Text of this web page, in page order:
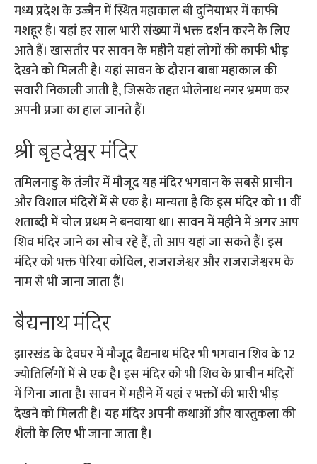
मध्य प्रदेश के उज्जैन में स्थित महाकाल बी दुनियाभर में काफी
मशहूर है। यहां हर साल भारी संख्या में भक्त दर्शन करने के लिए
आते हैं। खासतौर पर सावन के महीने यहां लोगों की काफी भीड़
देखने को मिलती है। यहां सावन के दौरान बाबा महाकाल की
सवारी निकाली जाती है, जिसके तहत भोलेनाथ नगर भ्रमण कर
अपनी प्रजा का हाल जानते हैं।
श्री बृहदेश्वर मंदिर
तमिलनाडु के तंजौर में मौजूद यह मंदिर भगवान के सबसे प्राचीन
और विशाल मंदिरों में से एक है। मान्यता है कि इस मंदिर को 11 वीं
शताब्दी में चोल प्रथम ने बनवाया था। सावन में महीने में अगर आप
शिव मंदिर जाने का सोच रहे हैं, तो आप यहां जा सकते हैं। इस
मंदिर को भक्त पेरिया कोविल, राजराजेश्वर और राजराजेश्वरम के
नाम से भी जाना जाता हैं।
बैद्यनाथ मंदिर
झारखंड के देवघर में मौजूद बैद्यनाथ मंदिर भी भगवान शिव के 12
ज्योतिर्लिंगों में से एक है। इस मंदिर को भी शिव के प्राचीन मंदिरों
में गिना जाता है। सावन में महीने में यहां र भक्तों की भारी भीड़
देखने को मिलती है। यह मंदिर अपनी कथाओं और वास्तुकला की
शैली के लिए भी जाना जाता है।